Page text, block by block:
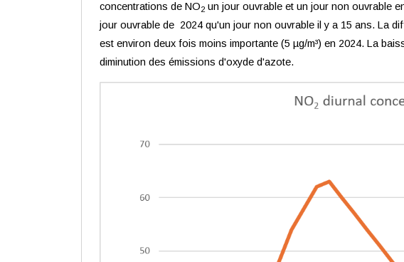
concentrations de NO2 un jour ouvrable et un jour non ouvrable
jour ouvrable de 2024 qu'un jour non ouvrable il y a 15 ans. La
est environ deux fois moins importante (5 µg/m³) en 2024. La
diminution des émissions d'oxyde d'azote.